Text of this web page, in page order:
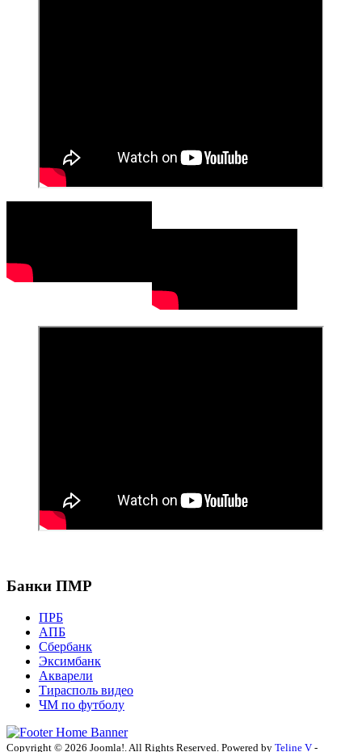
Банки ПМР
ПРБ
АПБ
Сбербанк
Эксимбанк
Акварели
Тирасполь видео
ЧМ по футболу
Copyright © 2026 Joomla!. All Rights Reserved. Powered by Teline V -